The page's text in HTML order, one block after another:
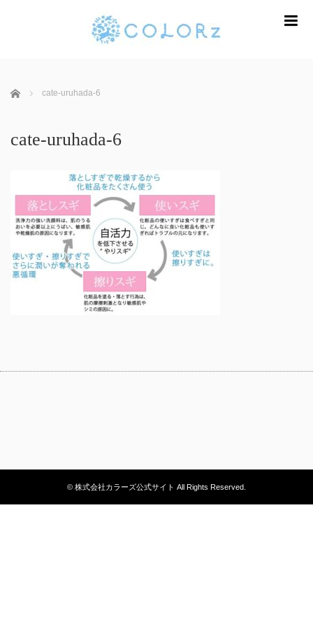
ホーム cate-uruhada-6
cate-uruhada-6
© 株式会社カラーズ公式サイト All Rights Reserved.